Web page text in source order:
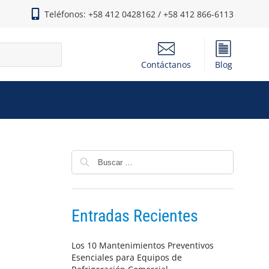
Teléfonos: +58 412 0428162 / +58 412 866-6113
Contáctanos Blog
Entradas Recientes
Los 10 Mantenimientos Preventivos
Esenciales para Equipos de